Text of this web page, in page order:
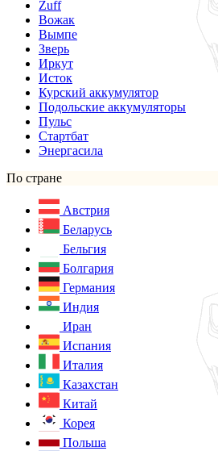
Zuff
Вожак
Вымпе
Зверь
Иркут
Исток
Курский аккумулятор
Подольские аккумуляторы
Пульс
Стартбат
Энергасила
По стране
Австрия
Беларусь
Бельгия
Болгария
Германия
Индия
Иран
Испания
Италия
Казахстан
Китай
Корея
Польша